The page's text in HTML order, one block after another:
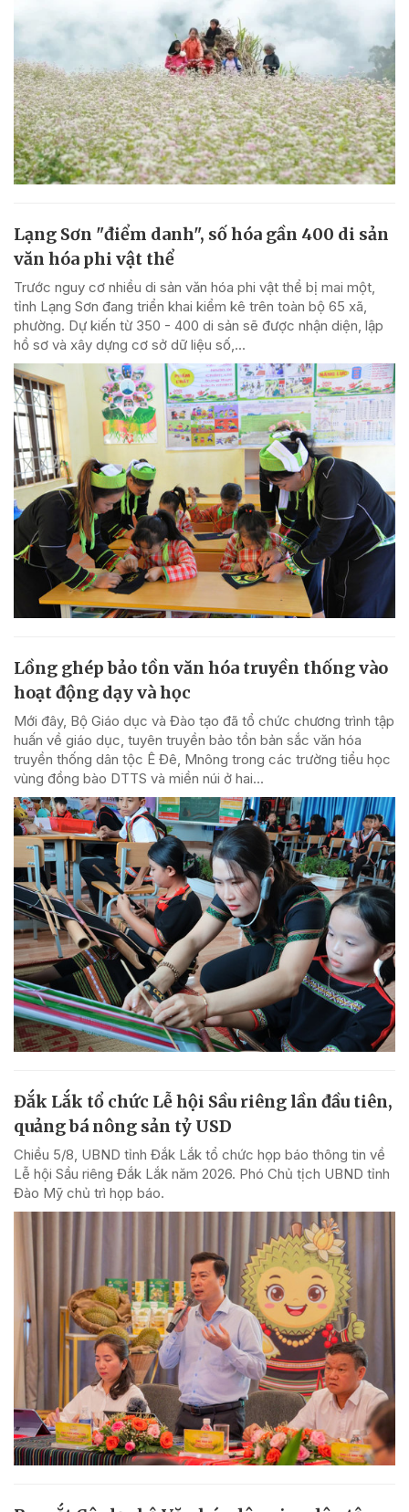
Lạng Sơn "điểm danh", số hóa gần 400 di sản
văn hóa phi vật thể
Trước nguy cơ nhiều di sản văn hóa phi vật thể bị mai một,
tỉnh Lạng Sơn đang triển khai kiểm kê trên toàn bộ 65 xã,
phường. Dự kiến từ 350 - 400 di sản sẽ được nhận diện, lập
hồ sơ và xây dựng cơ sở dữ liệu số,...
Lồng ghép bảo tồn văn hóa truyền thống vào
hoạt động dạy và học
Mới đây, Bộ Giáo dục và Đào tạo đã tổ chức chương trình tập
huấn về giáo dục, tuyên truyền bảo tồn bản sắc văn hóa
truyền thống dân tộc Ê Đê, Mnông trong các trường tiểu học
vùng đồng bào DTTS và miền núi ở hai...
Đắk Lắk tổ chức Lễ hội Sầu riêng lần đầu tiên,
quảng bá nông sản tỷ USD
Chiều 5/8, UBND tỉnh Đắk Lắk tổ chức họp báo thông tin về
Lễ hội Sầu riêng Đắk Lắk năm 2026. Phó Chủ tịch UBND tỉnh
Đào Mỹ chủ trì họp báo.